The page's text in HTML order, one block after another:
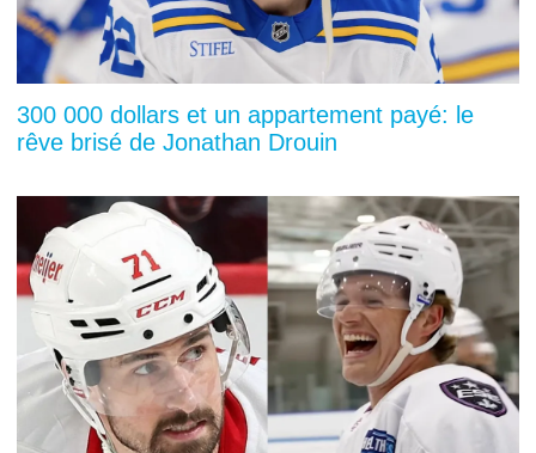
300 000 dollars et un appartement payé: le
rêve brisé de Jonathan Drouin